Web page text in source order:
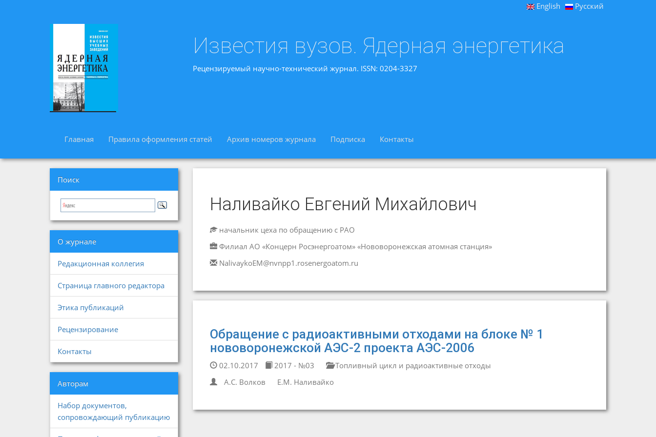
English Русский
Известия вузов. Ядерная энергетика
Рецензируемый научно-технический журнал. ISSN: 0204-3327
Главная Правила оформления статей Архив номеров журнала Подписка Контакты
Поиск
О журнале
Редакционная коллегия
Страница главного редактора
Этика публикаций
Рецензирование
Контакты
Авторам
Набор документов,
сопровождающий публикацию
Наливайко Евгений Михайлович
начальник цеха по обращению с РАО
Филиал АО «Концерн Росэнергоатом» «Нововоронежская атомная станция»
NalivaykoEM@nvnpp1.rosenergoatom.ru
Обращение с радиоактивными отходами на блоке № 1
нововоронежской АЭС-2 проекта АЭС-2006
02.10.2017 2017 - №03
Топливный цикл и радиоактивные отходы
А.С. Волков
Е.М. Наливайко